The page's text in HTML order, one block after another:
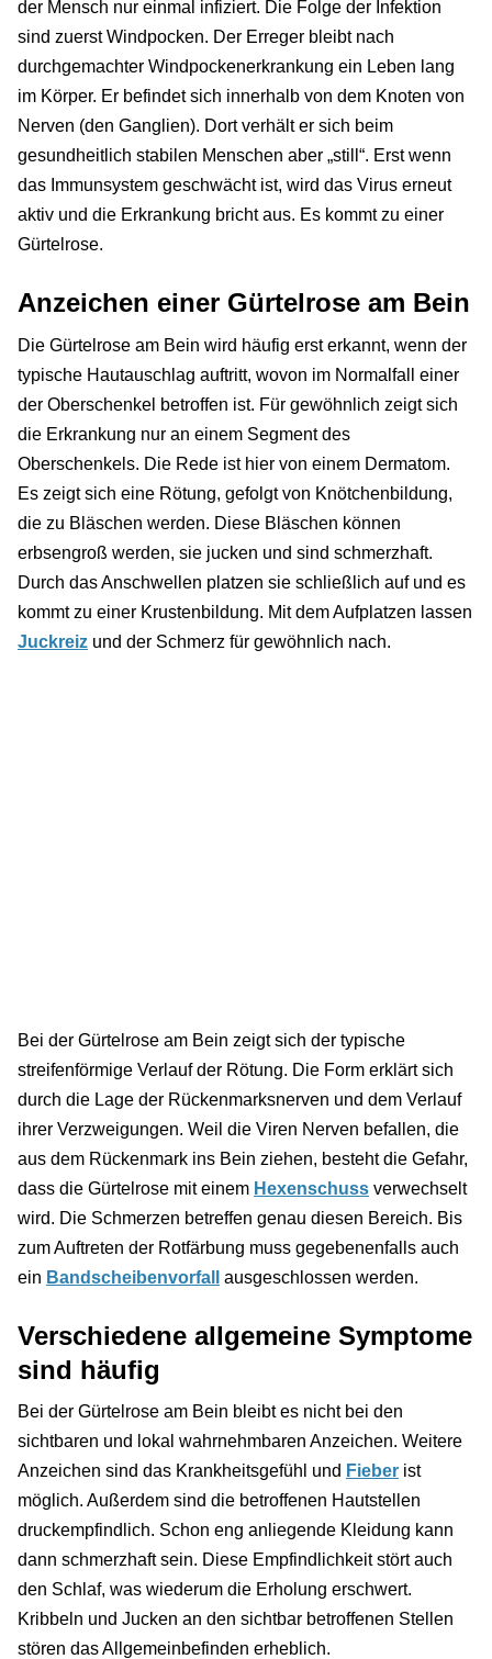
der Mensch nur einmal infiziert. Die Folge der Infektion
sind zuerst Windpocken. Der Erreger bleibt nach
durchgemachter Windpockenerkrankung ein Leben lang
im Körper. Er befindet sich innerhalb von dem Knoten von
Nerven (den Ganglien). Dort verhält er sich beim
gesundheitlich stabilen Menschen aber „still“. Erst wenn
das Immunsystem geschwächt ist, wird das Virus erneut
aktiv und die Erkrankung bricht aus. Es kommt zu einer
Gürtelrose.
Anzeichen einer Gürtelrose am Bein
Die Gürtelrose am Bein wird häufig erst erkannt, wenn der
typische Hautauschlag auftritt, wovon im Normalfall einer
der Oberschenkel betroffen ist. Für gewöhnlich zeigt sich
die Erkrankung nur an einem Segment des
Oberschenkels. Die Rede ist hier von einem Dermatom.
Es zeigt sich eine Rötung, gefolgt von Knötchenbildung,
die zu Bläschen werden. Diese Bläschen können
erbsengroß werden, sie jucken und sind schmerzhaft.
Durch das Anschwellen platzen sie schließlich auf und es
kommt zu einer Krustenbildung. Mit dem Aufplatzen lassen
Juckreiz und der Schmerz für gewöhnlich nach.
Bei der Gürtelrose am Bein zeigt sich der typische
streifenförmige Verlauf der Rötung. Die Form erklärt sich
durch die Lage der Rückenmarksnerven und dem Verlauf
ihrer Verzweigungen. Weil die Viren Nerven befallen, die
aus dem Rückenmark ins Bein ziehen, besteht die Gefahr,
dass die Gürtelrose mit einem Hexenschuss verwechselt
wird. Die Schmerzen betreffen genau diesen Bereich. Bis
zum Auftreten der Rotfärbung muss gegebenenfalls auch
ein Bandscheibenvorfall ausgeschlossen werden.
Verschiedene allgemeine Symptome
sind häufig
Bei der Gürtelrose am Bein bleibt es nicht bei den
sichtbaren und lokal wahrnehmbaren Anzeichen. Weitere
Anzeichen sind das Krankheitsgefühl und Fieber ist
möglich. Außerdem sind die betroffenen Hautstellen
druckempfindlich. Schon eng anliegende Kleidung kann
dann schmerzhaft sein. Diese Empfindlichkeit stört auch
den Schlaf, was wiederum die Erholung erschwert.
Kribbeln und Jucken an den sichtbar betroffenen Stellen
stören das Allgemeinbefinden erheblich.